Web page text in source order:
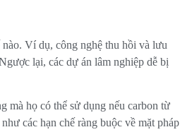
Ví dụ, công nghệ thu hồi và lưu
lại, các dự án lâm nghiệp dễ bị
mà họ có thể sử dụng nếu carbon từ
các hạn chế ràng buộc về mặt pháp